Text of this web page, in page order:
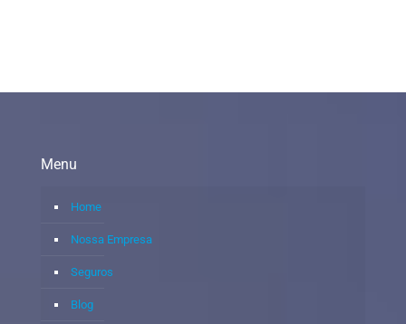
Menu
Home
Nossa Empresa
Seguros
Blog